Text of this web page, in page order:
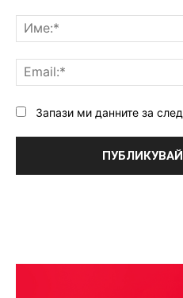
Запази ми данните за